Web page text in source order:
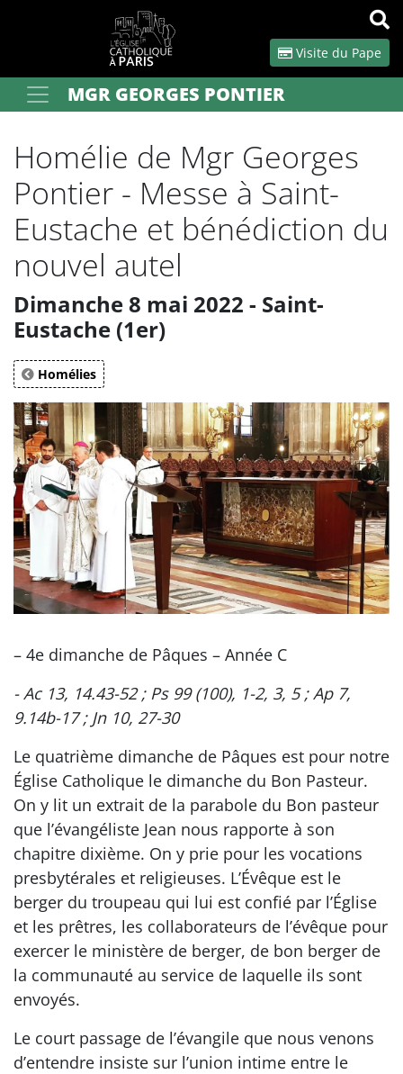
Visite du Pape
Votre rechercheMGR GEORGES PONTIER
Homélie de Mgr Georges
Pontier - Messe à Saint-
Eustache et bénédiction du
nouvel autel
Dimanche 8 mai 2022 - Saint-
Eustache (1er)
Homélies
– 4e dimanche de Pâques – Année C
- Ac 13, 14.43-52 ; Ps 99 (100), 1-2, 3, 5 ; Ap 7,
9.14b-17 ; Jn 10, 27-30
Le quatrième dimanche de Pâques est pour notre
Église Catholique le dimanche du Bon Pasteur.
On y lit un extrait de la parabole du Bon pasteur
que l’évangéliste Jean nous rapporte à son
chapitre dixième. On y prie pour les vocations
presbytérales et religieuses. L’Évêque est le
berger du troupeau qui lui est confié par l’Église
et les prêtres, les collaborateurs de l’évêque pour
exercer le ministère de berger, de bon berger de
la communauté au service de laquelle ils sont
envoyés.
Le court passage de l’évangile que nous venons
d’entendre insiste sur l’union intime entre le
Panneau de gestion des cookies